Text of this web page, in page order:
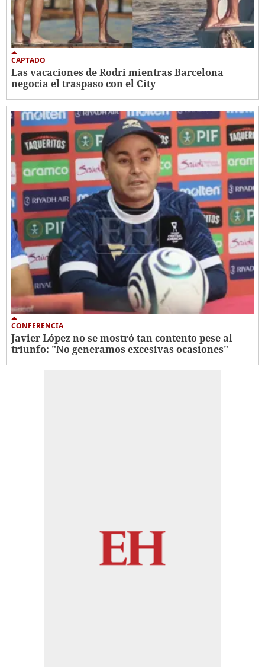
CAPTADO
Las vacaciones de Rodri mientras Barcelona
negocia el traspaso con el City
CONFERENCIA
Javier López no se mostró tan contento pese al
triunfo: "No generamos excesivas ocasiones"